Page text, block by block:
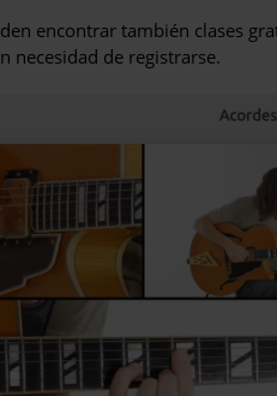
encontrar también clases
necesidad de registrarse.